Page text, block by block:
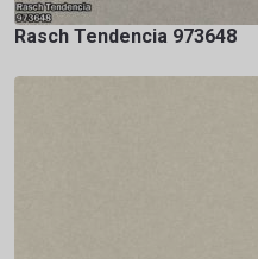
Rasch Tendencia 973648